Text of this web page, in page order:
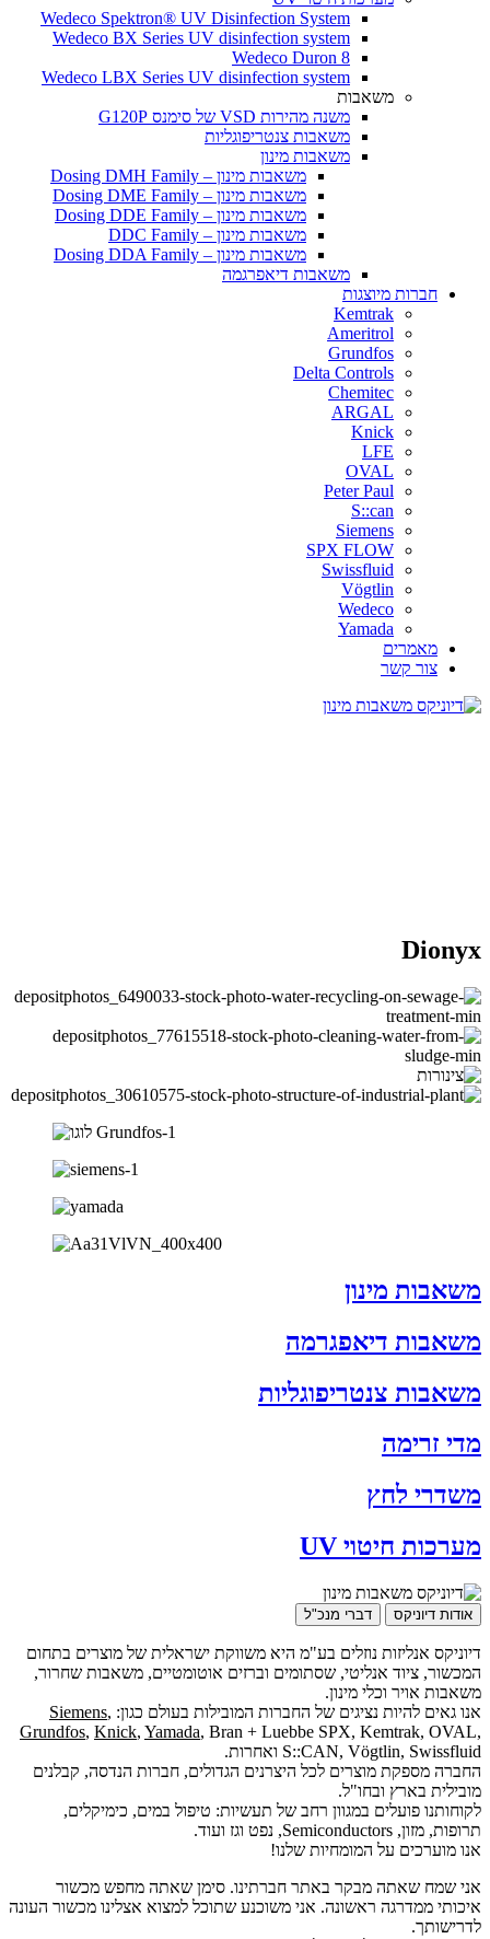
Wedeco Spektron® UV Disinfection System
Wedeco BX Series UV disinfection system
Wedeco Duron 8
Wedeco LBX Series UV disinfection system
משאבות
משנה מהירות VSD של סימנס G120P
משאבות צנטריפוגליות
משאבות מינון
משאבות מינון – Dosing DMH Family
משאבות מינון – Dosing DME Family
משאבות מינון – Dosing DDE Family
משאבות מינון – DDC Family
משאבות מינון – Dosing DDA Family
משאבות דיאפרגמה
חברות מיוצגות
Kemtrak
Ameritrol
Grundfos
Delta Controls
Chemitec
ARGAL
Knick
LFE
OVAL
Peter Paul
S::can
Siemens
SPX FLOW
Swissfluid
Vögtlin
Wedeco
Yamada
מאמרים
צור קשר
Dionyx
משאבות מינון
משאבות דיאפגרמה
משאבות צנטריפוגליות
מדי זרימה
משדרי לחץ
מערכות חיטוי UV
אודות דיוניקס דברי מנכ"ל
דיוניקס אנליזות נוזלים בע"מ היא משווקת ישראלית של מוצרים בתחום
המכשור, ציוד אנליטי, שסתומים וברזים אוטומטיים, משאבות שחרור,
משאבות אויר וכלי מינון.
אנו גאים להיות נציגים של החברות המובילות בעולם כגון: Siemens,
Grundfos, Knick, Yamada, Bran + Luebbe SPX, Kemtrak, OVAL,
S::CAN, Vögtlin, Swissfluid ואחרות.
החברה מספקת מוצרים לכל היצרנים הגדולים, חברות הנדסה, קבלנים
מובילית בארץ ובחו"ל.
לקוחותנו פועלים במגוון רחב של תעשיות: טיפול במים, כימיקלים,
תרופות, מזון, Semiconductors, נפט וגז ועוד.
אנו מוערכים על המומחיות שלנו!
אני שמח שאתה מבקר באתר חברתינו. סימן שאתה מחפש מכשור
איכותי ממדרגה ראשונה. אני משוכנע שתוכל למצוא אצלינו מכשור העונה
לדרישותך.